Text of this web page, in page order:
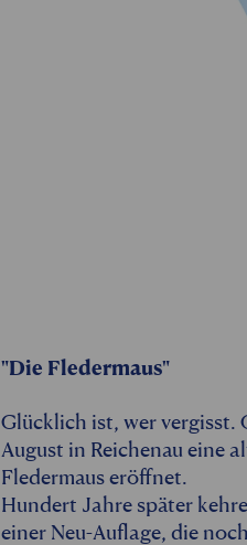
"Die Fledermaus"
Glücklich ist, wer vergisst.
August in Reichenau eine
Fledermaus eröffnet.
Hundert Jahre später
einer Neu-Auflage, die